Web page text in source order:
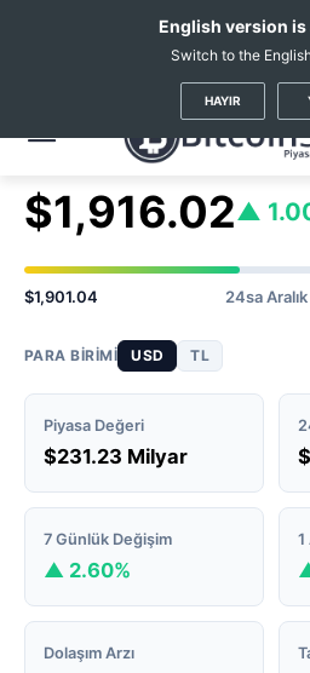
Coin Fiyatları Ethereum
Ethereum ETH
$1,916.02▲
$1,901.04 24sa Aralık
PARA BIRIMI USD TL
Piyasa Değeri
$231.23 Milyar
7 Günlük Değişim
▲ 2.60%
1
Dolaşım Arzı
English version is
Switch to the
HAYIR